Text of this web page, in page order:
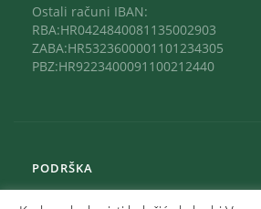
Ostali računi IBAN:
RBA:HR0424840081135002903
ZABA:HR5323600001101234305
PBZ:HR9223400091100212440
PODRŠKA